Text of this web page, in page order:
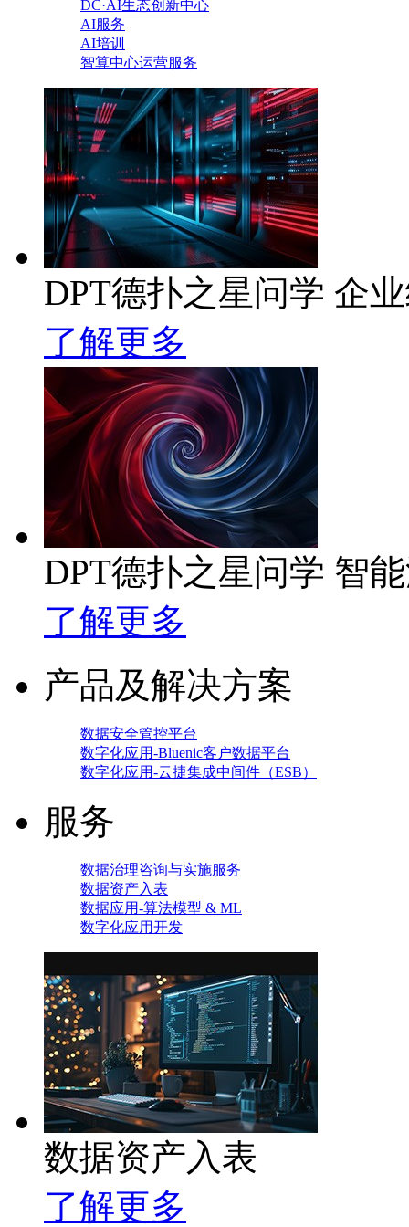
DC·AI生态创新中心
AI服务
AI培训
智算中心运营服务
DPT德扑之星问学 企
了解更多
DPT德扑之星问学 智
了解更多
产品及解决方案
数据安全管控平台
数字化应用-Bluenic客户数据平台
数字化应用-云捷集成中间件（ESB）
服务
数据治理咨询与实施服务
数据资产入表
数据应用-算法模型 & ML
数字化应用开发
数据资产入表
了解更多